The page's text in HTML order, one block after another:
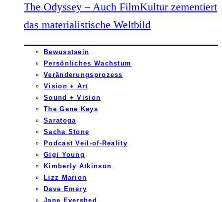
The Odyssey – Auch FilmKultur zementiert
das materialistische Weltbild
Bewusstsein
Persönliches Wachstum
Veränderungsprozess
Vision + Art
Sound + Vision
The Gene Keys
Saratoga
Sacha Stone
Podcast Veil-of-Reality
Gigi Young
Kimberly Atkinson
Lizz Marion
Dave Emery
Jane Evershed